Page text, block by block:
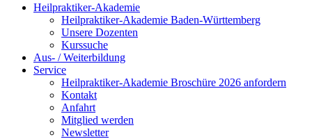
Heilpraktiker-Akademie
Heilpraktiker-Akademie Baden-Württemberg
Unsere Dozenten
Kurssuche
Aus- / Weiterbildung
Service
Heilpraktiker-Akademie Broschüre 2026 anfordern
Kontakt
Anfahrt
Mitglied werden
Newsletter